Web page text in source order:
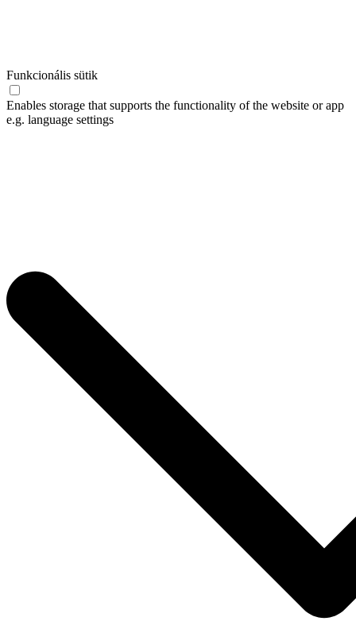
Funkcionális sütik
Enables storage that supports the functionality of the website or app
e.g. language settings